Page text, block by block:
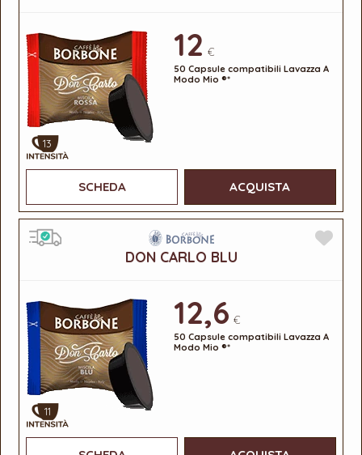
13
12 €
50 Capsule compatibili Lavazza A
Modo Mio ®*
SCHEDA ACQUISTA
DON CARLO BLU
11
12,6 €
50 Capsule compatibili Lavazza A
Modo Mio ®*